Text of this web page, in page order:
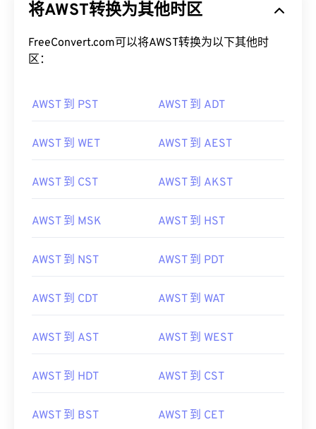
将AWST转换为其他时区
FreeConvert.com可以将AWST转换为以下其他时
区：
AWST 到 PST AWST 到 ADT
AWST 到 WET AWST 到 AEST
AWST 到 CST AWST 到 AKST
AWST 到 MSK AWST 到 HST
AWST 到 NST AWST 到 PDT
AWST 到 CDT AWST 到 WAT
AWST 到 AST AWST 到 WEST
AWST 到 HDT AWST 到 CST
AWST 到 BST AWST 到 CET